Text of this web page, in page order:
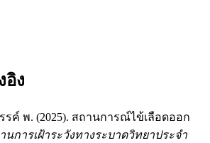
อิง
รค์ พ. (2025). สถานการณ์ไข้เลือดออก
นการเฝ้าระวังทางระบาดวิทยาประจำ